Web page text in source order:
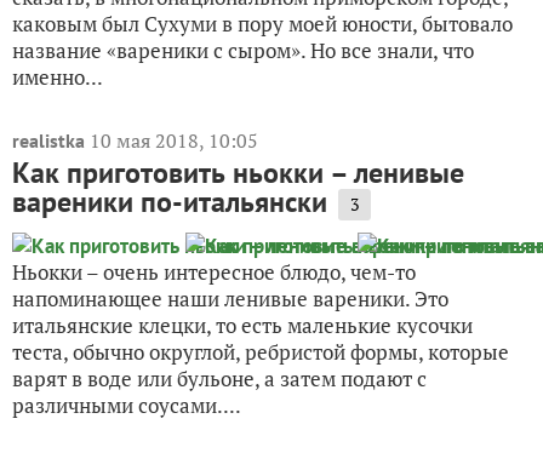
каковым был Сухуми в пору моей юности, бытовало
название «вареники с сыром». Но все знали, что
именно...
realistka 10 мая 2018, 10:05
Как приготовить ньокки – ленивые
вареники по-итальянски 3
Ньокки – очень интересное блюдо, чем-то
напоминающее наши ленивые вареники. Это
итальянские клецки, то есть маленькие кусочки
теста, обычно округлой, ребристой формы, которые
варят в воде или бульоне, а затем подают с
различными соусами....